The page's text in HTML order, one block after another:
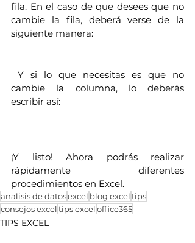
fila. En el caso de que desees que no
cambie la fila, deberá verse de la
siguiente manera:
cambie la columna, lo deberás
escribir así:
¡Y listo! Ahora podrás realizar
rápidamente diferentes
procedimientos en Excel.
analisis de datosexcel blog exceltips
consejos exceltips exceloffice365
TIPS EXCEL